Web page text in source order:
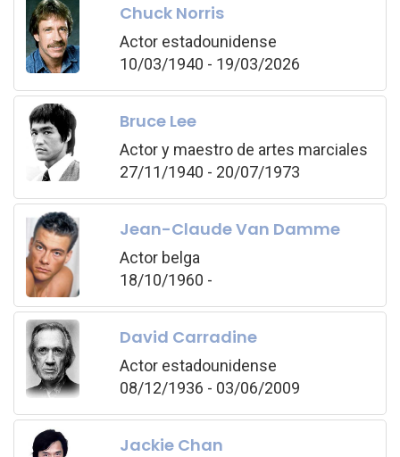
Chuck Norris
Actor estadounidense
10/03/1940 - 19/03/2026
Bruce Lee
Actor y maestro de artes marciales
27/11/1940 - 20/07/1973
Jean-Claude Van Damme
Actor belga
18/10/1960 -
David Carradine
Actor estadounidense
08/12/1936 - 03/06/2009
Jackie Chan